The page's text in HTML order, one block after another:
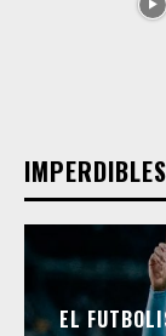
IMPERDIBLES
EL